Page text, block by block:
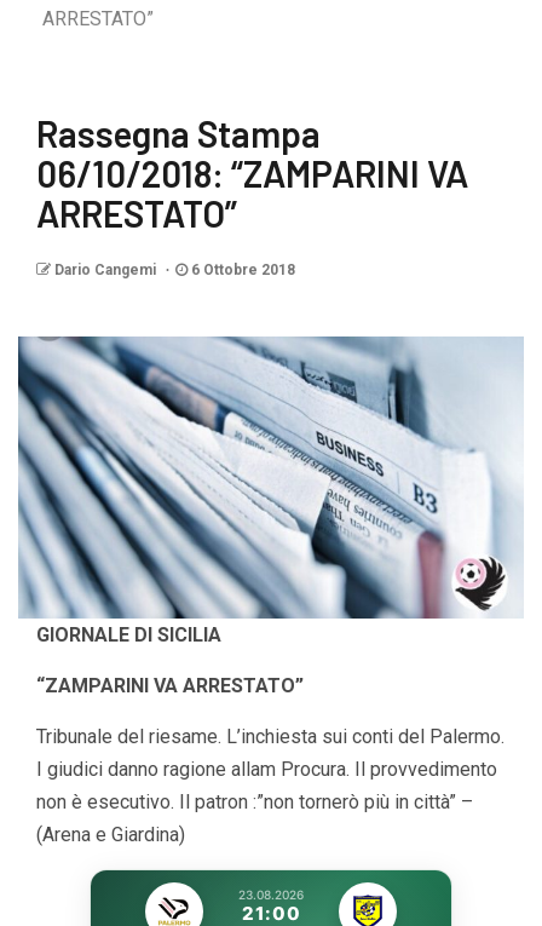
ARRESTATO”
Rassegna Stampa
06/10/2018: “ZAMPARINI VA
ARRESTATO”
Dario Cangemi 6 Ottobre 2018
GIORNALE DI SICILIA
“ZAMPARINI VA ARRESTATO”
Tribunale del riesame. L’inchiesta sui conti del Palermo.
I giudici danno ragione allam Procura. Il provvedimento
non è esecutivo. Il patron :”non tornerò più in città” –
(Arena e Giardina)
23.08.2026
21:00